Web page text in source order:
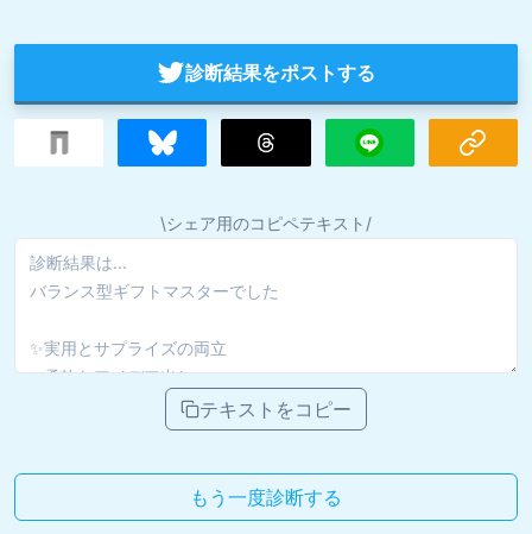
診断結果をポストする
\シェア用のコピペテキスト/
テキストをコピー
もう一度診断する